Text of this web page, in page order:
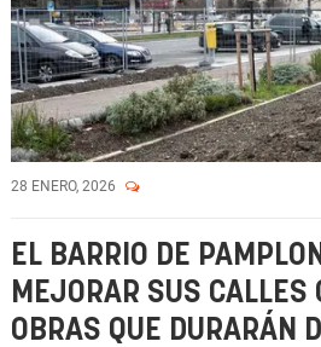
28 ENERO, 2026
EL BARRIO DE
MEJORAR SUS CALLES
OBRAS QUE DURARÁN